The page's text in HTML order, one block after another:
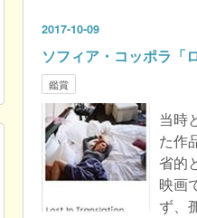
2017-10-09
ソフィア・コッポラ「
鑑賞
当時
た作
省的
映画
ず、